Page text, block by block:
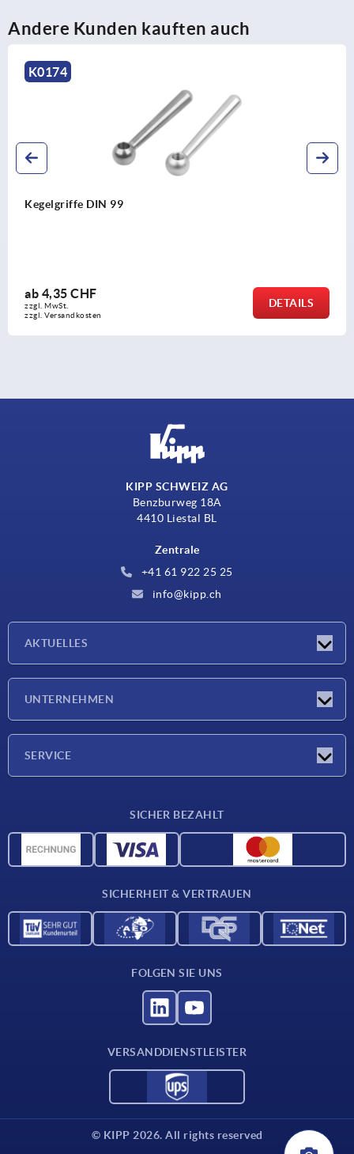
Andere Kunden kauften auch
28,87 CHF
zzgl. MwSt.
zzgl. Versandkosten
KIPP SCHWEIZ AG
Benzburweg 18A
4410 Liestal BL
Zentrale
+41 61 922 25 25
info@kipp.ch
AKTUELLES
UNTERNEHMEN
SERVICE
CAD-Daten
SICHER BEZAHLT
SICHERHEIT & VERTRAUEN
FOLGEN SIE UNS
VERSANDDIENSTLEISTER
© KIPP 2026. All rights reserved